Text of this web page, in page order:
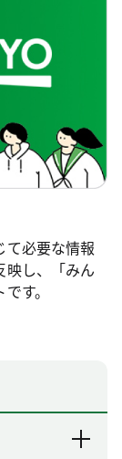
て必要な情報
映し、「みん
す。